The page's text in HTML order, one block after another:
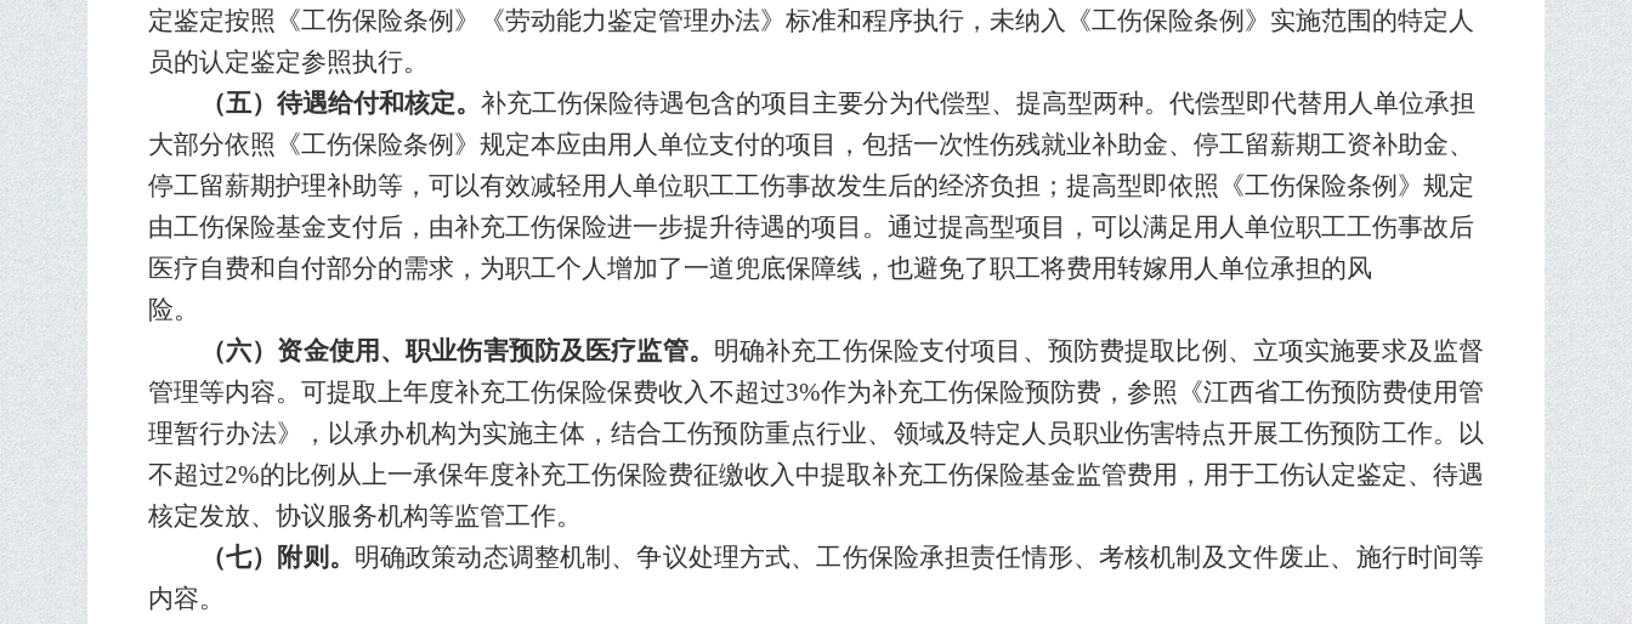
定鉴定按照《工伤保险条例》《劳动能力鉴定管理办法》标准和程序执行，未纳入《工伤保险条例》实施范围的特定人
员的认定鉴定参照执行。
（五）待遇给付和核定。 补充工伤保险待遇包含的项目主要分为代偿型、提高型两种。 代偿型即代替用人单位承担
大部分依照《工伤保险条例》规定本应由用人单位支付的项目，包括一次性伤残就业补助金、停工留薪期工资补助金、
停工留薪期护理补助等 ， 可以有效减轻用人单位职工工伤事故发生后的经济负担；提高型即依照《工伤保险条例》规定
由工伤保险基金支付后，由补充工伤保险进一步提升待遇的项目。通过提高型项目，可以满足用人单位职工工伤事故后
医疗自费和自付部分的需求，为职工个人增加了一道兜底保障线，也避免了职工将费用转嫁用人单位承担的风
险。
（六）资金使用、职业伤害预防及医疗监管。 明确补充工伤保险支付项目、预防费提取比例、立项实施要求及 监督
管理等内容。 可提取上年度补充工伤保险保费收入不超过3%作为补充工伤保险预防费，参照《江西省工伤预防费使用管
理暂行办法》，以承办机构为实施主体，结合工伤预防重点行业、领域及特定人员职业伤害特点开展工伤预防工作。
以
不超过2%的比例从上一承保年度补充工伤保险费征缴收入中提取补充工伤保险基金监管费用，用于工伤认定鉴定、待遇
核定发放、协议服务机构等监管工作。
（七）附则。 明确政策动态调整机制 、争议处理方式、工伤保险承担责任情形、考核机制 及文件废止、 施行时间等
内容。